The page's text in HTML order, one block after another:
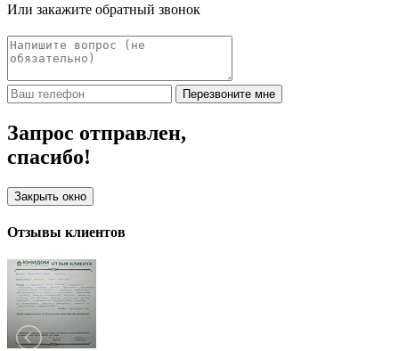
Или закажите обратный звонок
Перезвоните мне
Запрос отправлен,
спасибо!
Закрыть окно
Отзывы клиентов